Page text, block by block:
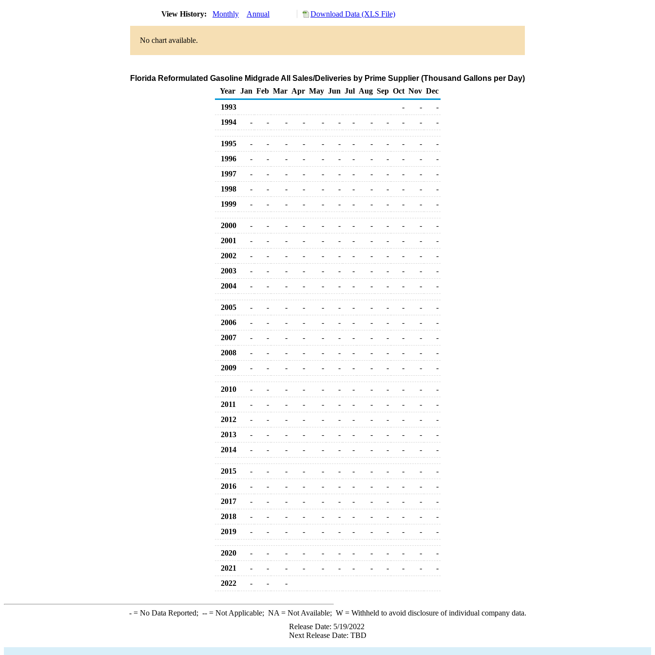
View History: Monthly Annual Download Data (XLS File)
No chart available.
Florida Reformulated Gasoline Midgrade All Sales/Deliveries by Prime Supplier (Thousand Gallons per Day)
Year
Jan Feb Mar Apr May Jun Jul Aug Sep Oct Nov Dec
1993
- -
-
1994
- - - - - - - - - - - -
1995 - - - - - - - - - - -
-
1996
- - - - - - - - - - -
-
1997
- - - - - - - - - - -
-
1998
- - - - - - - - - - -
-
1999
- - - - - - - - - - - -
2000 - - - - - - - - - - -
-
2001
- - - - - - - - - - -
-
2002
- - - - - - - - - - -
-
2003
- - - - - - - - - - -
-
2004
- - - - - - - - - - - -
2005 - - - - - - - - - - -
-
2006
- - - - - - - - - - -
-
2007
- - - - - - - - - - -
-
2008
- - - - - - - - - - -
-
2009
- - - - - - - - - - - -
2010 - - - - - - - - - - -
-
2011
- - - - - - - - - - -
-
2012
- - - - - - - - - - -
-
2013
- - - - - - - - - - -
-
2014
- - - - - - - - - - - -
2015 - - - - - - - - - - -
-
2016
- - - - - - - - - - -
-
2017
- - - - - - - - - - -
-
2018
- - - - - - - - - - -
-
2019
- - - - - - - - - - - -
2020 - - - - - - - - - - -
-
2021
- - - - - - - - - - -
-
2022
- - -
-= No Data Reported; --= Not Applicable; NA = Not Available; W= Withheld to avoid disclosure of individual company data.
Release Date: 5/19/2022
Next Release Date: TBD